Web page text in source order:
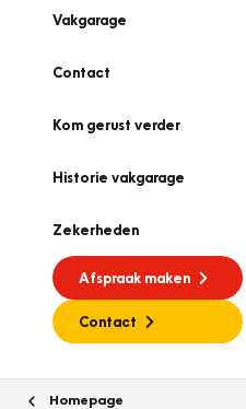
Vakgarage
Contact
Kom gerust verder
Historie vakgarage
Zekerheden
Afspraak maken
Contact
Homepage